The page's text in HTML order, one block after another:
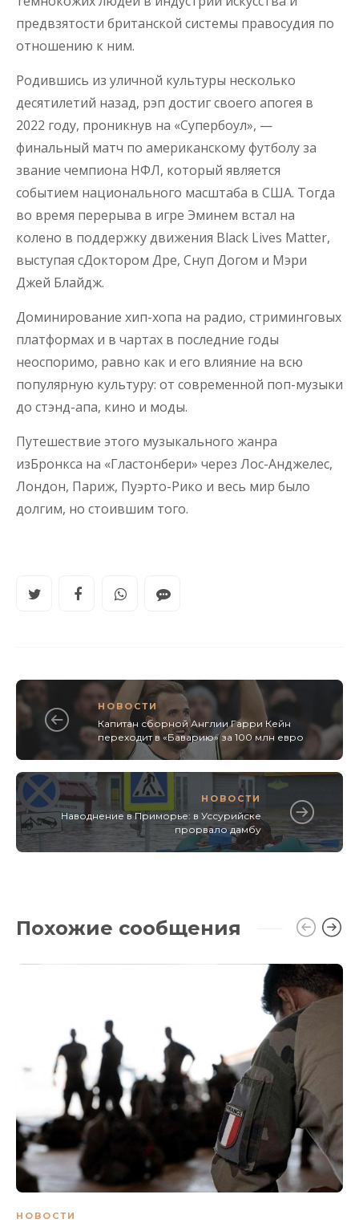
предвзятости британской системы правосудия по
отношению к ним.
Родившись из уличной культуры несколько
десятилетий назад, рэп достиг своего апогея в
2022 году, проникнув на «Супербоул», —
финальный матч по американскому футболу за
звание чемпиона НФЛ, который является
событием национального масштаба в США. Тогда
во время перерыва в игре Эминем встал на
колено в поддержку движения Black Lives Matter,
выступая сДоктором Дре, Снуп Догом и Мэри
Джей Блайдж.
Доминирование хип-хопа на радио, стриминговых
платформах и в чартах в последние годы
неоспоримо, равно как и его влияние на всю
популярную культуру: от современной поп-музыки
до стэнд-апа, кино и моды.
Путешествие этого музыкального жанра
изБронкса на «Гластонбери» через Лос-Анджелес,
Лондон, Париж, Пуэрто-Рико и весь мир было
долгим, но стоившим того.
НОВОСТИ
Капитан сборной Англии Гарри Кейн
переходит в «Баварию» за 100 млн евро
НОВОСТИ
Наводнение в Приморье: в Уссурийске
прорвало дамбу
Похожие сообщения
НОВОСТИ